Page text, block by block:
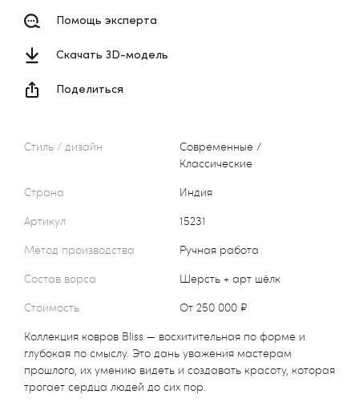
Стиль / дизайн
Современные /
Классические
Страна
Индия
Артикул
15231
Метод производства
Ручная работа
Состав ворса
Шерсть + арт шёлк
Стоимость
от 250 000 ₽
Коллекция ковров Bliss — восхитительная по форме и
глубокая по смыслу. Это дань уважения мастерам
прошлого, их умению видеть и создавать красоту, которая
трогает сердца людей до сих пор.
Помощь эксперта
Скачать 3D-модель
Поделиться